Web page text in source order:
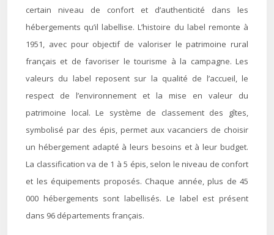
certain niveau de confort et d’authenticité dans les
hébergements qu’il labellise. L’histoire du label remonte à
1951, avec pour objectif de valoriser le patrimoine rural
français et de favoriser le tourisme à la campagne. Les
valeurs du label reposent sur la qualité de l’accueil, le
respect de l’environnement et la mise en valeur du
patrimoine local. Le système de classement des gîtes,
symbolisé par des épis, permet aux vacanciers de choisir
un hébergement adapté à leurs besoins et à leur budget.
La classification va de 1 à 5 épis, selon le niveau de confort
et les équipements proposés. Chaque année, plus de 45
000 hébergements sont labellisés. Le label est présent
dans 96 départements français.